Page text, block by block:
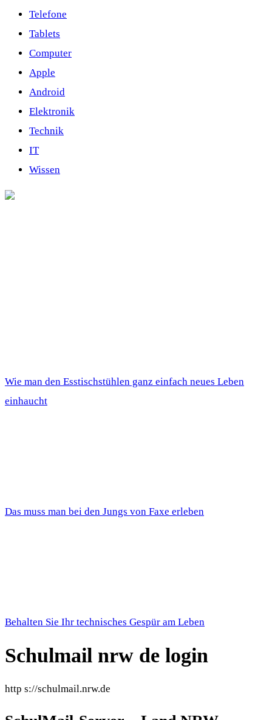
Telefone
Tablets
Computer
Apple
Android
Elektronik
Technik
IT
Wissen
Wie man den Esstischstühlen ganz einfach neues Leben
einhaucht
Das muss man bei den Jungs von Faxe erleben
Behalten Sie Ihr technisches Gespür am Leben
Schulmail nrw de login
http s://schulmail.nrw.de